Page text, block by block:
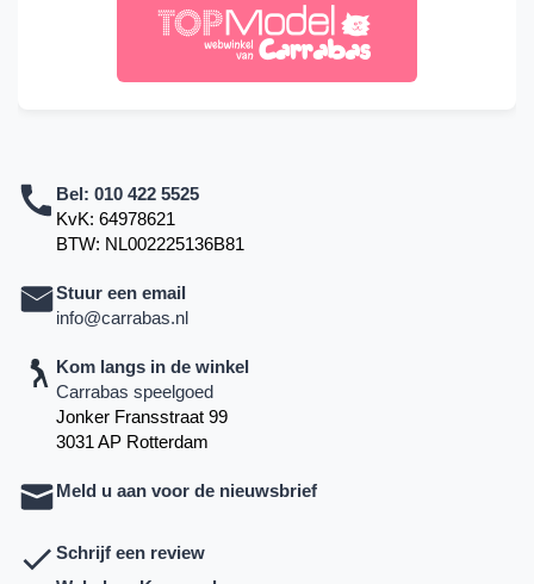
Bel: 010 422 5525
KvK: 64978621
BTW: NL002225136B81
Stuur een email
info@carrabas.nl
Kom langs in de winkel
Carrabas speelgoed
Jonker Fransstraat 99
3031 AP Rotterdam
Meld u aan voor de nieuwsbrief
Schrijf een review